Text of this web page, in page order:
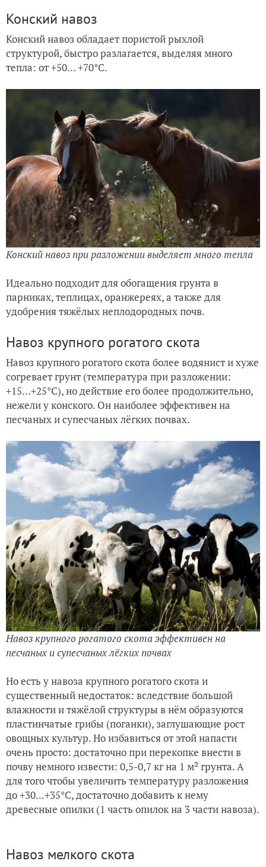
Конский навоз
Конский навоз обладает пористой рыхлой
структурой, быстро разлагается, выделяя много
тепла: от +50… +70°С.
Конский навоз при разложении выделяет много тепла
Идеально подходит для обогащения грунта в
парниках, теплицах, оранжереях, а также для
удобрения тяжёлых неплодородных почв.
Навоз крупного рогатого скота
Навоз крупного рогатого скота более водянист и хуже
согревает грунт (температура при разложении:
+15...+25°С), но действие его более продолжительно,
нежели у конского. Он наиболее эффективен на
песчаных и супесчаных лёгких почвах.
Навоз крупного рогатого скота эффективен на
песчаных и супесчаных лёгких почвах
Но есть у навоза крупного рогатого скота и
существенный недостаток: вследствие большой
влажности и тяжёлой структуры в нём образуются
пластинчатые грибы (поганки), заглушающие рост
овощных культур. Но избавиться от этой напасти
очень просто: достаточно при перекопке внести в
почву немного извести: 0,5-0,7 кг на 1 м² грунта. А
для того чтобы увеличить температуру разложения
до +30...+35°С, достаточно добавить к нему
древесные опилки (1 часть опилок на 3 части навоза).
Навоз мелкого скота